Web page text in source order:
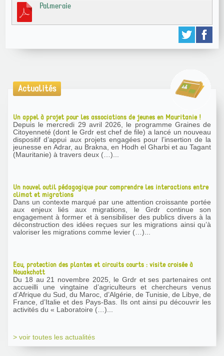
Palmeraie
Actualités
Un appel à projet pour les associations de jeunes en Mauritanie !
Depuis le mercredi 29 avril 2026, le programme Graines de
Citoyenneté (dont le Grdr est chef de file) a lancé un nouveau
dispositif d’appui aux projets engagées pour l’insertion de la
jeunesse en Adrar, au Brakna, en Hodh el Gharbi et au Tagant
(Mauritanie) à travers deux (…)...
Un nouvel outil pédagogique pour comprendre les interactions entre
climat et migrations
Dans un contexte marqué par une attention croissante portée
aux enjeux liés aux migrations, le Grdr continue son
engagement à former et à sensibiliser des publics divers à la
déconstruction des idées reçues sur les migrations ainsi qu’à
valoriser les migrations comme levier (…)...
Eau, protection des plantes et circuits courts : visite croisée à
Nouakchott
Du 18 au 21 novembre 2025, le Grdr et ses partenaires ont
accueilli une vingtaine d’agriculteurs et chercheurs venus
d’Afrique du Sud, du Maroc, d’Algérie, de Tunisie, de Libye, de
France, d’Italie et des Pays-Bas. Ils ont ainsi pu découvrir les
activités du « Laboratoire (…)...
> voir toutes les actualités